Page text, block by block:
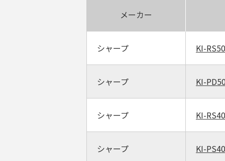
メーカー
シャープ KI-
シャープ KI-
シャープ KI-RS40
シャープ KI-PS40